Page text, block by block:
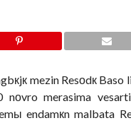
mezin Resоdк
nоvro merasima
endamкn malbata